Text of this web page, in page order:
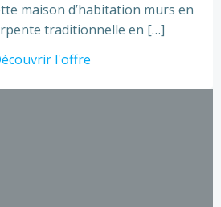
maison d’habitation murs en
traditionnelle en […]
l'offre